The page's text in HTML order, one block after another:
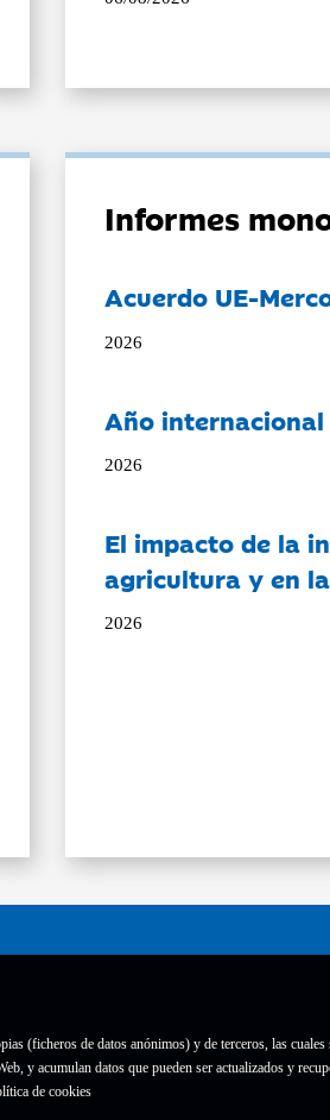
(ficheros de datos anónimos) y de terceros, las
y acumulan datos que pueden ser actualizados y
de cookies
Informes
Acuerdo UE-
2026
Año
2026
El impacto de la
agricultura y en
2026